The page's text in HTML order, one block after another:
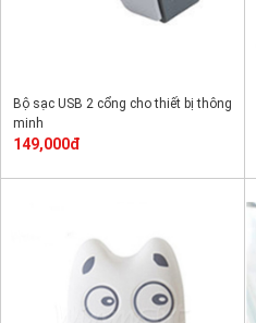
Bộ sạc USB 2 cổng cho thiết bị thông
minh
149,000đ